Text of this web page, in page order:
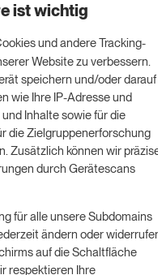
RoomPriceGenie AG
ist wichtig
und andere Tracking-
Website zu verbessern.
speichern und/oder darauf
wie Ihre IP-Adresse und
Inhalte sowie für die
die Zielgruppenerforschung
Zusätzlich können wir
durch Gerätescans
für alle unsere Subdomains
ändern oder
auf die Schaltfläche
respektieren Ihre